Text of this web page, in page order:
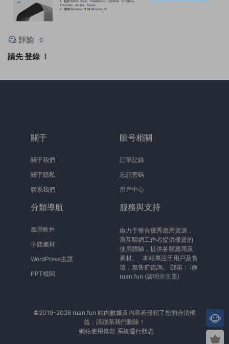
評論 0
請先登錄 ！
關于
關于我們
關于隐私
聯系我們
賬号相關
訂單記錄
忘記密碼
用戶中心
分類導航
應用軟件
字體素材
WordPress主題
PPT模闆
服務與支持
緻力于整合優秀應用資源，
爲互聯網工作者提供優質的
使用體驗，提供各類應用及
素材。 本站專注于用戶及售
後，無售前咨詢。 郵箱： i@
ruan.fun (請明示主題)
©2019-2026 ruan.fun 站内數據及内容若侵犯了您的合法權
益，請聯系我們删除！
網站使用條款 系統運行狀态